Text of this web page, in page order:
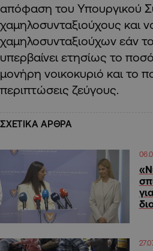
απόφαση του Υπουργικού
χαμηλοσυνταξιούχους και
χαμηλοσυνταξιούχων εάν
υπερβαίνει ετησίως το
μονήρη νοικοκυριό και το
περιπτώσεις ζεύγους.
ΣΧΕΤΙΚΑ ΑΡΘΡΑ